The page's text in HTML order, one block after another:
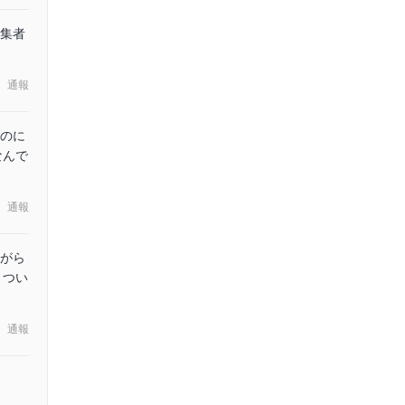
者
通報
に
んで
通報
ら
つい
通報